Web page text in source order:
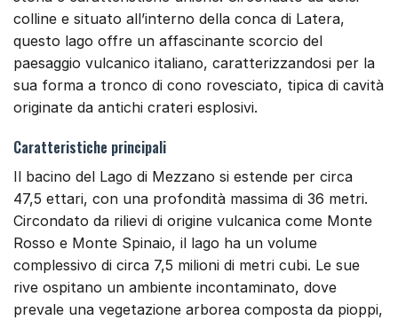
colline e situato all’interno della conca di Latera,
questo lago offre un affascinante scorcio del
paesaggio vulcanico italiano, caratterizzandosi per la
sua forma a tronco di cono rovesciato, tipica di cavità
originate da antichi crateri esplosivi.
Caratteristiche principali
Il bacino del Lago di Mezzano si estende per circa
47,5 ettari, con una profondità massima di 36 metri.
Circondato da rilievi di origine vulcanica come Monte
Rosso e Monte Spinaio, il lago ha un volume
complessivo di circa 7,5 milioni di metri cubi. Le sue
rive ospitano un ambiente incontaminato, dove
prevale una vegetazione arborea composta da pioppi,